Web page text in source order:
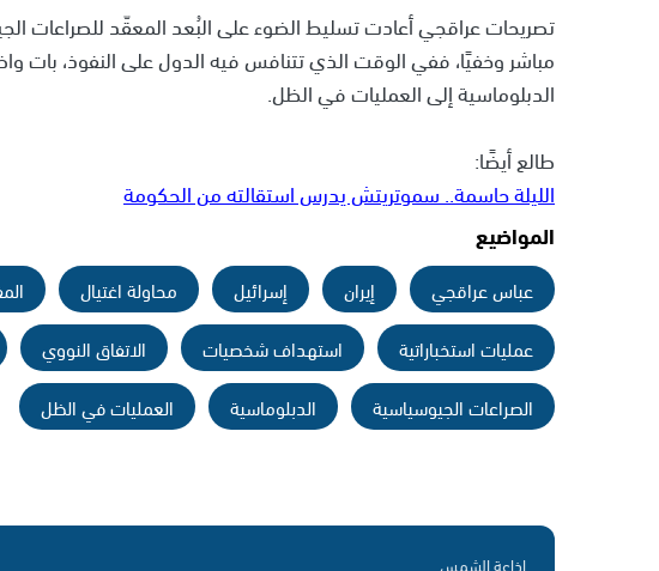
تصريحات عراقجي أعادت تسليط الضوء على البُعد المعقّد للصراعات
مباشر وخفيًا، ففي الوقت الذي تتنافس فيه الدول على النفوذ، بات
الدبلوماسية إلى العمليات في الظل.
طالع أيضًا:
الليلة حاسمة.. سموتريتش يدرس استقالته من الحكومة
المواضيع
عباس عراقجي إيران إسرائيل محاولة اغتيال
عمليات استخباراتية
استهداف شخصيات الاتفاق النووي
الصراعات الجيوسياسية
الدبلوماسية العمليات في الظل
إذاعة الشمس